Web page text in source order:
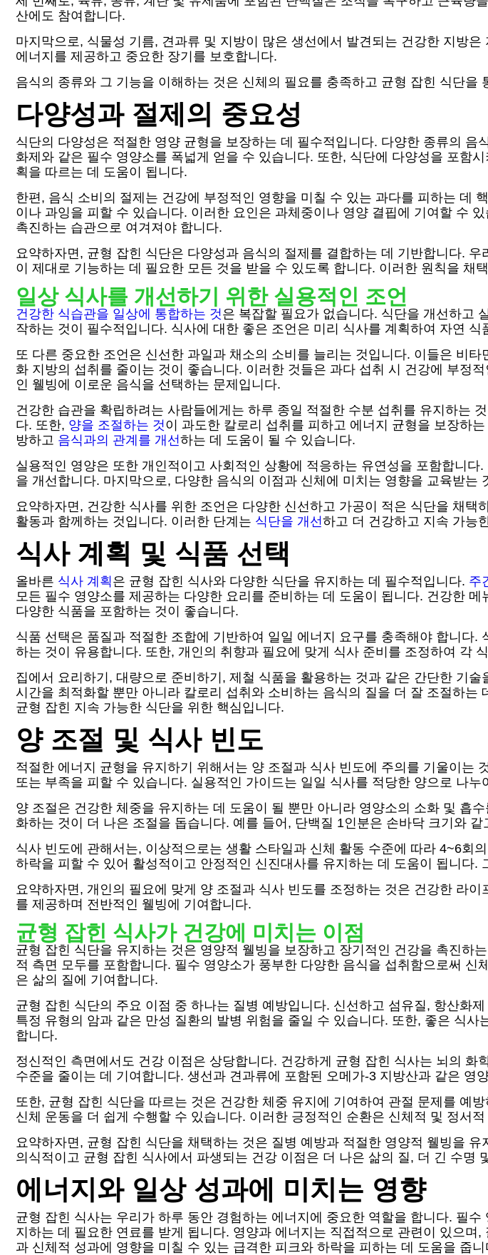
산에도 참여합니다.
마지막으로, 식물성 기름, 견과류 및 지방이 많은 생선에서 발견되는 건강한 지방
에너지를 제공하고 중요한 장기를 보호합니다.
음식의 종류와 그 기능을 이해하는 것은 신체의 필요를 충족하고 균형 잡힌 식단
다양성과 절제의 중요성
식단의 다양성은 적절한 영양 균형을 보장하는 데 필수적입니다. 다양한 종류의
화제와 같은 필수 영양소를 폭넓게 얻을 수 있습니다. 또한, 식단에 다양성을 포함
획을 따르는 데 도움이 됩니다.
한편, 음식 소비의 절제는 건강에 부정적인 영향을 미칠 수 있는 과다를 피하는 데
이나 과잉을 피할 수 있습니다. 이러한 요인은 과체중이나 영양 결핍에 기여할 수
촉진하는 습관으로 여겨져야 합니다.
요약하자면, 균형 잡힌 식단은 다양성과 음식의 절제를 결합하는 데 기반합니다.
이 제대로 기능하는 데 필요한 모든 것을 받을 수 있도록 합니다. 이러한 원칙을 채
일상 식사를 개선하기 위한 실용적인 조언
건강한 식습관을 일상에 통합하는 것은 복잡할 필요가 없습니다. 식단을 개선하고
작하는 것이 필수적입니다. 식사에 대한 좋은 조언은 미리 식사를 계획하여 자연
또 다른 중요한 조언은 신선한 과일과 채소의 소비를 늘리는 것입니다. 이들은 비
화 지방의 섭취를 줄이는 것이 좋습니다. 이러한 것들은 과다 섭취 시 건강에 부정
인 웰빙에 이로운 음식을 선택하는 문제입니다.
건강한 습관을 확립하려는 사람들에게는 하루 종일 적절한 수분 섭취를 유지하는
다. 또한, 양을 조절하는 것이 과도한 칼로리 섭취를 피하고 에너지 균형을 보장하
방하고 음식과의 관계를 개선하는 데 도움이 될 수 있습니다.
실용적인 영양은 또한 개인적이고 사회적인 상황에 적응하는 유연성을 포함합니
을 개선합니다. 마지막으로, 다양한 음식의 이점과 신체에 미치는 영향을 교육받
요약하자면, 건강한 식사를 위한 조언은 다양한 신선하고 가공이 적은 식단을 채
활동과 함께하는 것입니다. 이러한 단계는 식단을 개선하고 더 건강하고 지속 가능
식사 계획 및 식품 선택
올바른 식사 계획 은 균형 잡힌 식사와 다양한 식단을 유지하는 데 필수적입니다. 주
모든 필수 영양소를 제공하는 다양한 요리를 준비하는 데 도움이 됩니다. 건강한
다양한 식품을 포함하는 것이 좋습니다.
식품 선택은 품질과 적절한 조합에 기반하여 일일 에너지 요구를 충족해야 합니다
하는 것이 유용합니다. 또한, 개인의 취향과 필요에 맞게 식사 준비를 조정하여 각
집에서 요리하기, 대량으로 준비하기, 제철 식품을 활용하는 것과 같은 간단한 기
시간을 최적화할 뿐만 아니라 칼로리 섭취와 소비하는 음식의 질을 더 잘 조절하
균형 잡힌 지속 가능한 식단을 위한 핵심입니다.
양 조절 및 식사 빈도
적절한 에너지 균형을 유지하기 위해서는 양 조절과 식사 빈도에 주의를 기울이
또는 부족을 피할 수 있습니다. 실용적인 가이드는 일일 식사를 적당한 양으로 나
양 조절은 건강한 체중을 유지하는 데 도움이 될 뿐만 아니라 영양소의 소화 및 흡
화하는 것이 더 나은 조절을 돕습니다. 예를 들어, 단백질 1인분은 손바닥 크기와
식사 빈도에 관해서는, 이상적으로는 생활 스타일과 신체 활동 수준에 따라 4~6
하락을 피할 수 있어 활성적이고 안정적인 신진대사를 유지하는 데 도움이 됩니다
요약하자면, 개인의 필요에 맞게 양 조절과 식사 빈도를 조정하는 것은 건강한 라
를 제공하며 전반적인 웰빙에 기여합니다.
균형 잡힌 식사가 건강에 미치는 이점
균형 잡힌 식단을 유지하는 것은 영양적 웰빙을 보장하고 장기적인 건강을 촉진하
적 측면 모두를 포함합니다. 필수 영양소가 풍부한 다양한 음식을 섭취함으로써
은 삶의 질에 기여합니다.
균형 잡힌 식단의 주요 이점 중 하나는 질병 예방입니다. 신선하고 섬유질, 항산화
특정 유형의 암과 같은 만성 질환의 발병 위험을 줄일 수 있습니다. 또한, 좋은 식
합니다.
정신적인 측면에서도 건강 이점은 상당합니다. 건강하게 균형 잡힌 식사는 뇌의
수준을 줄이는 데 기여합니다. 생선과 견과류에 포함된 오메가-3 지방산과 같은 영
또한, 균형 잡힌 식단을 따르는 것은 건강한 체중 유지에 기여하여 관절 문제를 예
신체 운동을 더 쉽게 수행할 수 있습니다. 이러한 긍정적인 순환은 신체적 및 정서
요약하자면, 균형 잡힌 식단을 채택하는 것은 질병 예방과 적절한 영양적 웰빙을
의식적이고 균형 잡힌 식사에서 파생되는 건강 이점은 더 나은 삶의 질, 더 긴 수명
에너지와 일상 성과에 미치는 영향
균형 잡힌 식사는 우리가 하루 동안 경험하는 에너지에 중요한 역할을 합니다. 필
지하는 데 필요한 연료를 받게 됩니다. 영양과 에너지는 직접적으로 관련이 있으
과 신체적 성과에 영향을 미칠 수 있는 급격한 피크와 하락을 피하는 데 도움을 줍니